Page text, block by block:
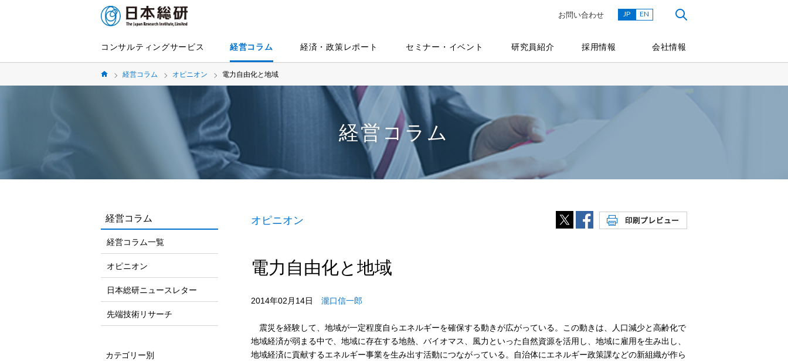
コンサルティングサービス 経営コラム 経済・政策レポート セミナー・イベント 研究員紹介 採用情報 会社情報
お問い合わせ JP EN
経営コラム オピニオン 電力自由化と地域
経営コラム
オピニオン
電力自由化と地域
2014年02月14日 瀧口信一郎
震災を経験して、地域が一定程度自らエネルギーを確保する動きが広がっている。この動きは、人口減少と高齢化で
地域経済が弱まる中で、地域に存在する地熱、バイオマス、風力といった自然資源を活用し、地域に雇用を生み出し、
地域経済に貢献するエネルギー事業を生み出す活動につながっている。自治体にエネルギー政策課などの新組織が作ら
経営コラム
経営コラム一覧
オピニオン
日本総研ニュースレター
先端技術リサーチ
カテゴリー別